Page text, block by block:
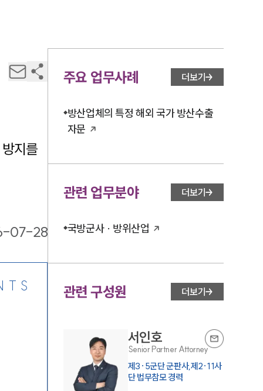
지를
07-28
주요 업무사례 더보기
방산업체의 특정 해외 국가 방산수출
자문
관련 업무분야 더보기
국방군사 · 방위산업
관련 구성원 더보기
서인호
Senior Partner Attorney
제3·5군단 군판사,제2·11사
단 법무참모 경력